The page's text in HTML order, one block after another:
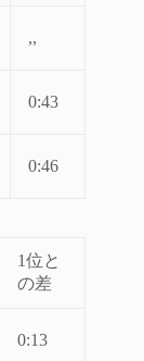
,,
0:43
0:46
1位と
の差
0:13